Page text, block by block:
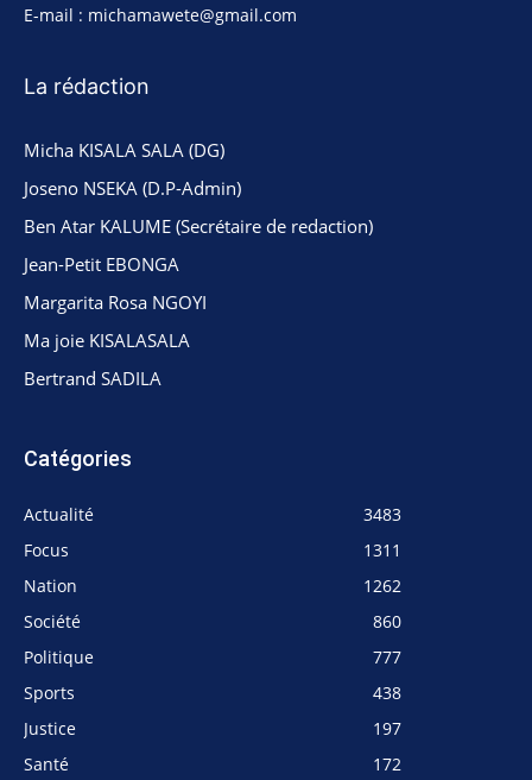
E-mail : michamawete@gmail.com
La rédaction
Micha KISALA SALA (DG)
Joseno NSEKA (D.P-Admin)
Ben Atar KALUME (Secrétaire de redaction)
Jean-Petit EBONGA
Margarita Rosa NGOYI
Ma joie KISALASALA
Bertrand SADILA
Catégories
Actualité
3483
Focus
1311
Nation
1262
Société
860
Politique
777
Sports
438
Justice
197
Santé
172